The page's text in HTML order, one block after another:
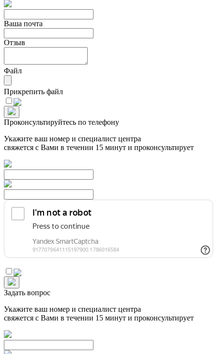
Ваша почта
Отзыв
Файл
Прикрепить файл
Проконсультируйтесь по телефону
Укажите ваш номер и специалист центра
свяжется с Вами в течении 15 минут и проконсультирует
Задать вопрос
Укажите ваш номер и специалист центра
свяжется с Вами в течении 15 минут и проконсультирует